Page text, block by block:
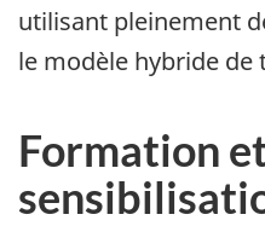
utilisant pleinement
le modèle hybride de
Formation